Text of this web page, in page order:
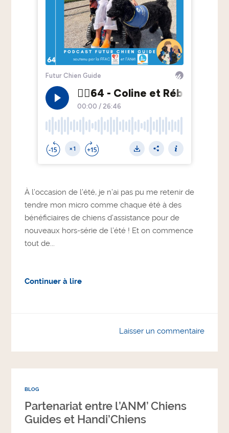
À l’occasion de l’été, je n’ai pas pu me retenir de
tendre mon micro comme chaque été à des
bénéficiaires de chiens d’assistance pour de
nouveaux hors-série de l’été ! Et on commence
tout de...
Continuer à lire
Laisser un commentaire
BLOG
Partenariat entre l’ANM’ Chiens
Guides et Handi’Chiens